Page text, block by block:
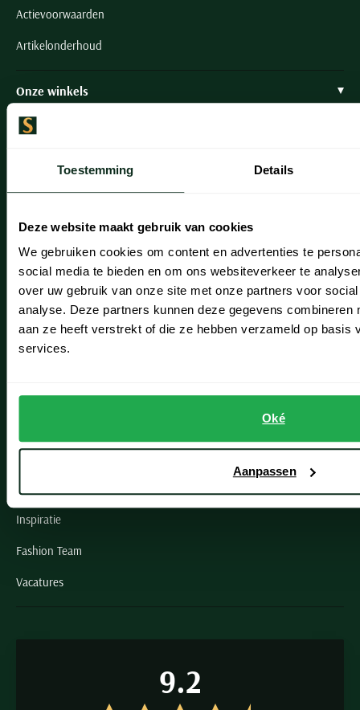
Toestemming Details
Deze website maakt gebruik van cookies
We gebruiken cookies om content en advertenties te
social media te bieden en om ons websiteverkeer te
over uw gebruik van onze site met onze partners voor
analyse. Deze partners kunnen deze gegevens combineren
aan ze heeft verstrekt of die ze hebben verzameld op basis
services.
Oké
Aanpassen
Actievoorwaarden
Artikelonderhoud
Onze winkels
Onze winkels
Hillegom
Leiderdorp
Lisse
Oegstgeest
Openingstijden winkels
Paul & Shark specialist
Inspiratie
Fashion Team
Vacatures
9.2